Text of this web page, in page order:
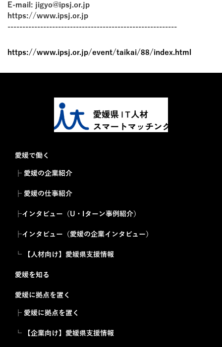
E-mail: jigyo@ipsj.or.jp
https://www.ipsj.or.jp
---------------------------------------------------------
https://www.ipsj.or.jp/event/taikai/88/index.html
愛媛で働く
├ 愛媛の企業紹介
├ 愛媛の仕事紹介
├インタビュー（U・Iターン事例紹介）
├インタビュー（愛媛の企業インタビュー）
└ 【人材向け】愛媛県支援情報
愛媛を知る
愛媛に拠点を置く
├ 愛媛に拠点を置く
└ 【企業向け】愛媛県支援情報